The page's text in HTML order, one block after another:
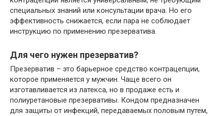
специальных знаний или консультации врача. Но его
эффективность снижается, если пара не соблюдает
инструкцию по применению презерватива.
Для чего нужен презерватив?
Презерватив – это барьерное средство контрацепции,
которое применяется у мужчин. Чаще всего он
изготавливается из латекса, но в продаже есть и
полиуретановые презервативы. Кондом предназначен
для защиты от инфекций, передаваемых половым путем,